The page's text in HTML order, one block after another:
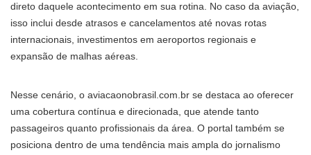
direto daquele acontecimento em sua rotina. No caso da aviação,
isso inclui desde atrasos e cancelamentos até novas rotas
internacionais, investimentos em aeroportos regionais e
expansão de malhas aéreas.
Nesse cenário, o aviacaonobrasil.com.br se destaca ao oferecer
uma cobertura contínua e direcionada, que atende tanto
passageiros quanto profissionais da área. O portal também se
posiciona dentro de uma tendência mais ampla do jornalismo